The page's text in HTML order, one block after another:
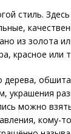
стиль.
из золота
красное или
дерева,
украшения
можно
кому-